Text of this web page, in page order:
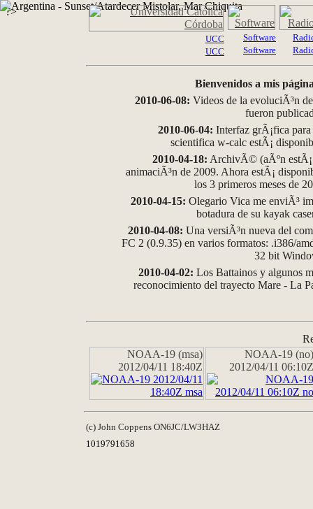
?>
UCC
UCC
Software
Software
Bienvenidos a mis
2010-06-08: Videos de la evoluciÃ³n
fueron
2010-06-04: Interfaz grÃ¡fica
scientifica w-calc estÃ¡
2010-04-18: ArchivÃ© (aÃºn
animaciÃ³n de 2009. Ahora estÃ¡
los 3 primeros meses de
2010-04-15: Olegario Vica me enviÃ³
botadura de su kayak
2010-04-08: Una versiÃ³n nueva del
FC 2 (0.9.35) en varios formatos: .i386/
32 bit
2010-04-02: Los Battainos y algunos
reconocimiento del trayecto Mare - La
NOAA-19 (msa)
2012/04/11 18:40Z
NOAA-19 (no)
2012/04/11 06:10Z
(c) John Coppens ON6JC/LW3HAZ
1019791658